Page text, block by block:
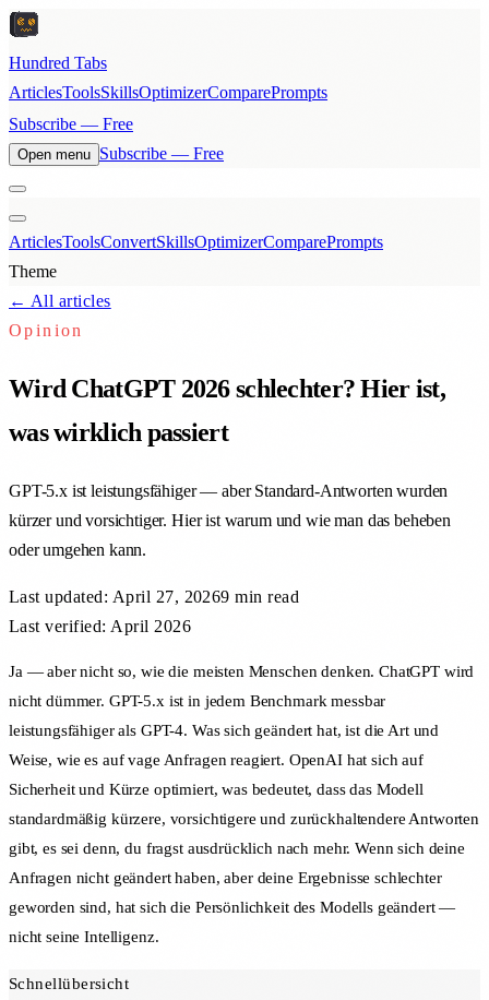
Hundred Tabs
ArticlesToolsSkillsOptimizerComparePrompts
Subscribe — Free
Open menu Subscribe — Free
ArticlesToolsConvertSkillsOptimizerComparePrompts
Theme
← All articles
Opinion
Wird ChatGPT 2026 schlechter? Hier ist,
was wirklich passiert
GPT-5.x ist leistungsfähiger — aber Standard-Antworten wurden
kürzer und vorsichtiger. Hier ist warum und wie man das beheben
oder umgehen kann.
Last updated: April 27, 20269 min read
Last verified: April 2026
Ja — aber nicht so, wie die meisten Menschen denken. ChatGPT wird
nicht dümmer. GPT-5.x ist in jedem Benchmark messbar
leistungsfähiger als GPT-4. Was sich geändert hat, ist die Art und
Weise, wie es auf vage Anfragen reagiert. OpenAI hat sich auf
Sicherheit und Kürze optimiert, was bedeutet, dass das Modell
standardmäßig kürzere, vorsichtigere und zurückhaltendere Antworten
gibt, es sei denn, du fragst ausdrücklich nach mehr. Wenn sich deine
Anfragen nicht geändert haben, aber deine Ergebnisse schlechter
geworden sind, hat sich die Persönlichkeit des Modells geändert —
nicht seine Intelligenz.
Schnellübersicht